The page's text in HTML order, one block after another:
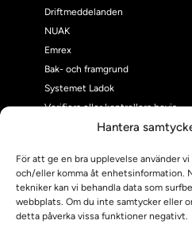
Hantera
För att ge en bra upplevelse använder
och/eller komma åt enhetsinformation.
tekniker kan vi behandla data som
webbplats. Om du inte samtycker eller
detta påverka vissa funktioner negativt.
Driftmeddelanden
NUAK
Emrex
Bak- och framgrund
Systemet Ladok
Verifiera eller kontrollera bevis
Kontrollera intyg
Om oss
Om Ladokkonsortiet
Ladokkonsortiet internationellt
Vision, strategi och produktplan